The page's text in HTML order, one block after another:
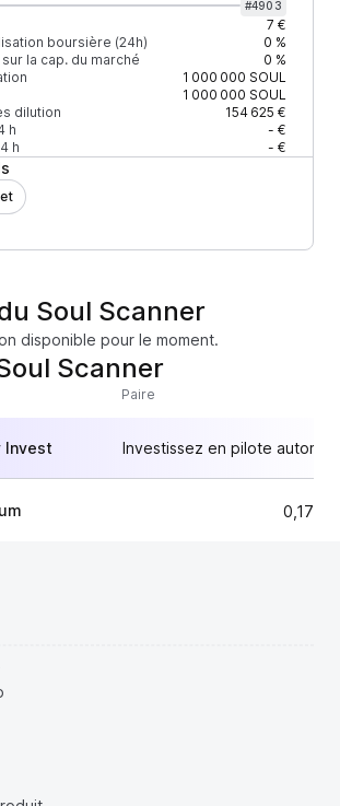
#4903
7 €
boursière (24h)
0 %
la cap. du marché
0 %
1 000 000 SOUL
1 000 000 SOUL
dilution
154 625 €
h
- €
h
- €
Soul Scanner
disponible pour le moment.
Scanner
Paire
Invest Investissez en pilote